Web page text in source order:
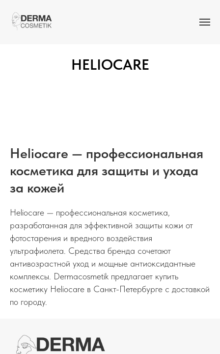
HELIOCARE
Heliocare — профессиональная
косметика для защиты и ухода
за кожей
Heliocare — профессиональная косметика,
разработанная для эффективной защиты кожи от
фотостарения и вредного воздействия
ультрафиолета. Средства бренда сочетают
антивозрастной уход и мощные антиоксидантные
комплексы. Dermacosmetik предлагает купить
косметику Heliocare в Санкт-Петербурге с доставкой
по городу.